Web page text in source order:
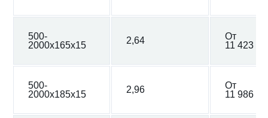
500-
2000х165х15
2,64
От
11 423 ₽
500-
2000х185х15
2,96
От
11 986 ₽